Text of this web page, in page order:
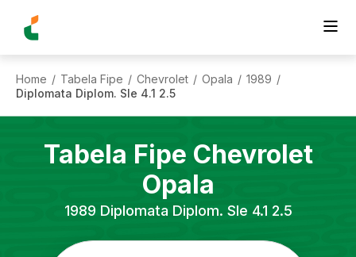
Home / Tabela Fipe / Chevrolet / Opala / 1989 /
Diplomata Diplom. Sle 4.1 2.5
Tabela Fipe Chevrolet
Opala
1989 Diplomata Diplom. Sle 4.1 2.5